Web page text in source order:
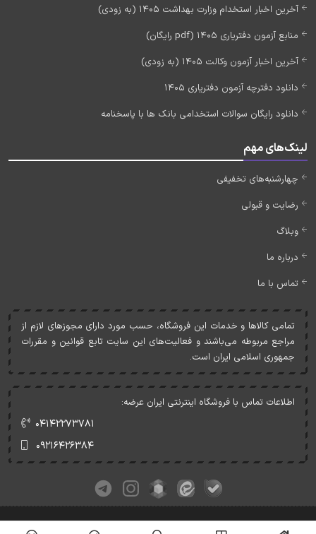
آخرین اخبار استخدام وزارت بهداشت 1405 (به زودی)
منابع آزمون دفتریاری 1405 (pdf رایگان)
آخرین اخبار آزمون وکالت 1405 (به زودی)
دانلود دفترچه آزمون دفتریاری 1405
دانلود رایگان سوالات استخدامی بانک ها با پاسخنامه
لینک‌های مهم
چهارشنبه‌های تخفیفی
رضایت و قبولی
وبلاگ
درباره ما
تماس با ما
تمامی کالاها و خدمات اين فروشگاه، حسب مورد دارای مجوزهای لازم از
مراجع مربوطه می‌باشند و فعاليت‌های اين سايت تابع قوانين و مقررات
جمهوری اسلامی ايران است.
اطلاعات تماس با فروشگاه اینترنتی ایران عرضه:
۰۴۱۴۲۲۷۳۷۸۱
۰۹۲۱۶۴۲۶۳۸۴